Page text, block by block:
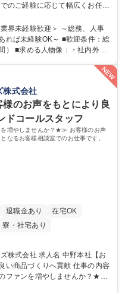
のご経験に応じて幅広くお任せ
本的には事務所勤務ですが、
外への日帰り・宿泊を伴う国内
、お互いに助け合いながら、総
会インフラを支える/年休127日
界未経験歓迎＞ ～総務、人事
れば未経験OK～ ■歓迎条件：総
内外の
事総務領域に興味がありゼネラ
株式会社
のお声をもとにより良
ドコールスタッフ
増やしませんか？★≫ お客様のお声
なるお客様相談室でのお仕事です。
退職金あり
在宅OK
寮・社宅あり
中野本社【お
くりへ貢献 仕事の内容
ファンを増やしませんか？★≫
ていく上で、窓口となるお客